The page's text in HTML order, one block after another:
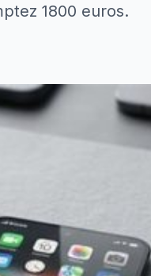
1800 euros.